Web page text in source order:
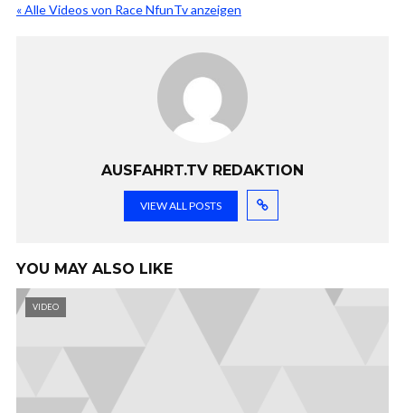
« Alle Videos von Race NfunTv anzeigen
AUSFAHRT.TV REDAKTION
VIEW ALL POSTS
YOU MAY ALSO LIKE
VIDEO